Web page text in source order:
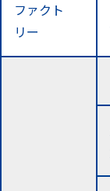
ファクト
リー